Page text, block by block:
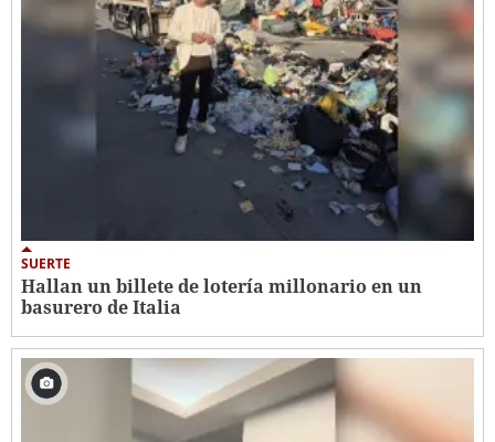
SUERTE
Hallan un billete de lotería millonario en un
basurero de Italia